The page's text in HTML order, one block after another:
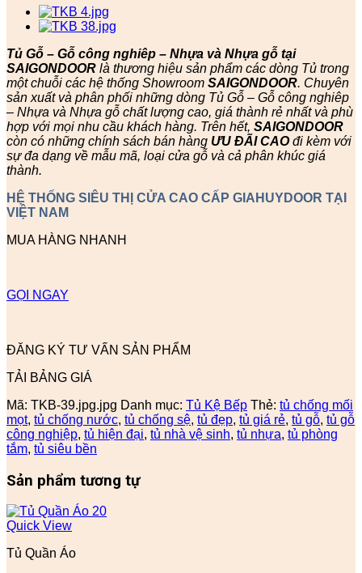
Tủ Gỗ – Gỗ công nghiêp – Nhựa và Nhựa gỗ tại
SAIGONDOOR là thương hiệu sản phẩm các dòng Tủ trong
một chuỗi các hệ thống Showroom SAIGONDOOR. Chuyên
sản xuất và phân phối những dòng Tủ Gỗ – Gỗ công nghiêp
– Nhựa và Nhựa gỗ chất lượng cao, giá thành rẻ nhất và phù
hợp với mọi nhu cầu khách hàng. Trên hết, SAIGONDOOR
còn có những chính sách bán hàng ƯU ĐÃI CAOđi kèm với
sự đa dạng về mẫu mã, loại cửa gỗ và cả phân khúc giá
thành.
HỆ THỐNG SIÊU THỊ CỬA CAO CẤP GIAHUYDOOR TẠI
VIỆT NAM
MUA HÀNG NHANH
GỌI NGAY
ĐĂNG KÝ TƯ VẤN SẢN PHẨM
TẢI BẢNG GIÁ
Mã: TKB-39.jpg.jpg Danh mục: Tủ Kệ Bếp Thẻ: tủ chống mối
mọt, tủ chống nước, tủ chống sệ, tủ đẹp, tủ giá rẻ, tủ gỗ, tủ gỗ
công nghiệp, tủ hiện đại, tủ nhà vệ sinh, tủ nhựa, tủ phòng
tắm, tủ siêu bền
Sản phẩm tương tự
Quick View
Tủ Quần Áo